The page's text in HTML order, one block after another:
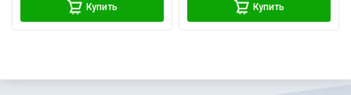
Купить Купить